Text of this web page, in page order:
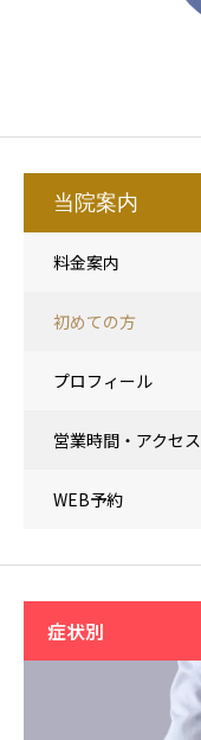
当院案内
料金案内
初めての方
プロフィール
営業時間・アクセス
WEB予約
症状別